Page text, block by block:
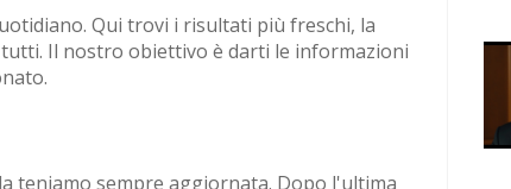
Qui trovi i risultati più freschi, la
Il nostro obiettivo è darti le informazioni
teniamo sempre aggiornata. Dopo l'ultima